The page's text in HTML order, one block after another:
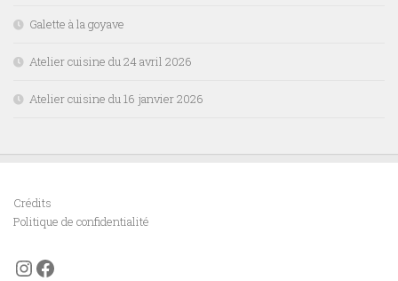
Galette à la goyave
Atelier cuisine du 24 avril 2026
Atelier cuisine du 16 janvier 2026
Crédits
Politique de confidentialité
Instagram
Facebook